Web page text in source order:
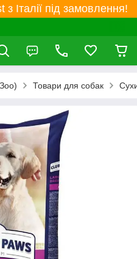
Італії під замовлення!
Товари для собак